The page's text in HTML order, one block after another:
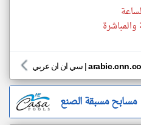
سي ان ان عربي |
مسابح مسبقة الصنع